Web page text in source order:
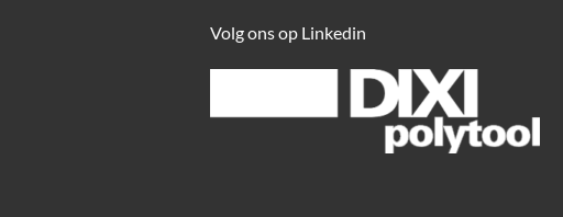
Volg ons op Linkedin